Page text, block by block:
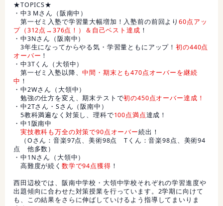
★TOPICS★
・中3 Mさん（阪南中）
第一ゼミ入塾で学習量大幅増加！入塾前の前回より60点アッ
プ（312点→376点！）＆自己ベスト達成 ！
・中3Nさん（阪南中）
3年生になってからやる気・学習量ともにアップ！初の440点
オーバー ！
・中3Tくん（大領中）
第一ゼミ入塾以降、中間・期末とも470点オーバーを継続
中 ！
・中2Wさん（大領中）
勉強の仕方を変え、期末テストで初の450点オーバー達成！
・中2Tさん・Sさん（阪南中）
5教科満遍なく対策し、理科で100点満点達成！
・中1阪南中
実技教科も万全の対策で90点オーバー続出！
（Oさん：音楽97点、美術98点 Tくん：音楽98点、美術94
点 他多数）
・中1Nさん（大領中）
高難度が続く 数学で94点獲得 ！
西田辺校では、阪南中学校・大領中学校それぞれの学習進度や
出題傾向に合わせた対策授業を行っています。2学期に向けて
も、この結果をさらに伸ばしていけるよう指導してまいりま